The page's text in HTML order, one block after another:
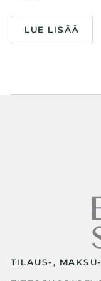
LUE LISÄÄ
TILAUS-,